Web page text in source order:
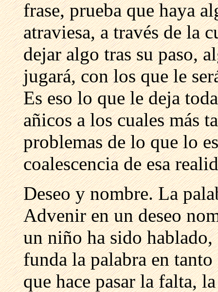
frase, prueba que haya
atraviesa, a través de la
dejar algo tras su paso,
jugará, con los que le
Es eso lo que le deja
añicos a los cuales más
problemas de lo que lo
coalescencia de esa
Deseo y nombre. La
Advenir en un deseo
un niño ha sido
funda la palabra en
que hace pasar la falta,